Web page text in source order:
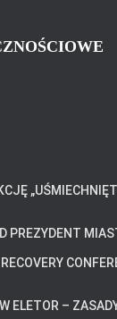
PREZYDENT
ELETOR –